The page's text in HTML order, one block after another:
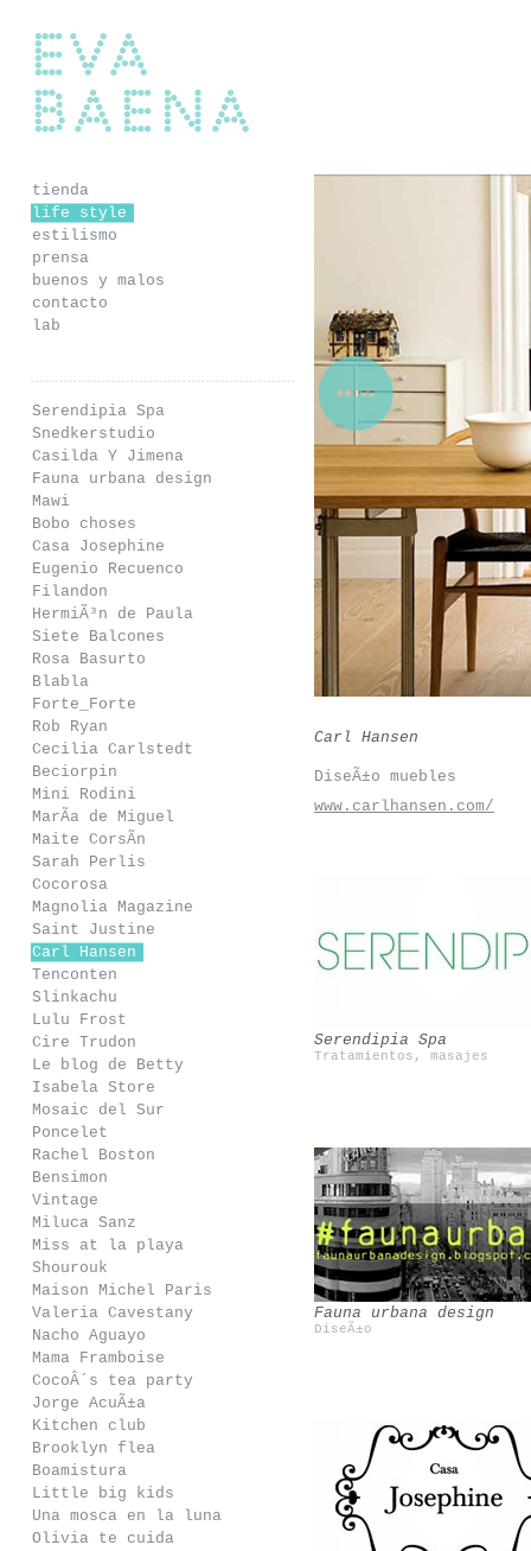
Eva Baena
tienda
life style
estilismo
prensa
buenos y malos
contacto
lab
Serendipia Spa
Snedkerstudio
Casilda Y Jimena
Fauna urbana design
Mawi
Bobo choses
Casa Josephine
Eugenio Recuenco
Filandon
HermiÃ³n de Paula
Siete Balcones
Rosa Basurto
Blabla
Forte_Forte
Rob Ryan
Cecilia Carlstedt
Beciorpin
Mini Rodini
MarÃ­a de Miguel
Maite CorsÃ­n
Sarah Perlis
Cocorosa
Magnolia Magazine
Saint Justine
Carl Hansen
Tenconten
Slinkachu
Lulu Frost
Cire Trudon
Le blog de Betty
Isabela Store
Mosaic del Sur
Poncelet
Rachel Boston
Bensimon
Vintage
Miluca Sanz
Miss at la playa
Shourouk
Maison Michel Paris
Valeria Cavestany
Nacho Aguayo
Mama Framboise
CocoÂ´s tea party
Jorge AcuÃ±a
Kitchen club
Brooklyn flea
Boamistura
Little big kids
Una mosca en la luna
Olivia te cuida
Carl Hansen
DiseÃ±o muebles
www.carlhansen.com/
Serendipia Spa
Tratamientos, masajes
Snedkerstudio Casilda Y Jimena
Fauna urbana design
DiseÃ±o
Bobo choses
Eugenio Recuenco Filandon